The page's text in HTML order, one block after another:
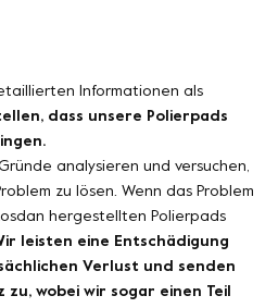
Informationen als
dass unsere Polierpads
analysieren und versuchen,
zu lösen. Wenn das Problem
hergestellten Polierpads
leisten eine Entschädigung
Verlust und senden
zu, wobei wir sogar einen Teil